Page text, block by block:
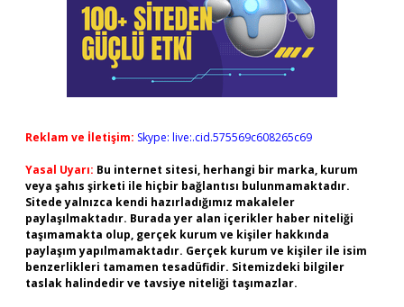
Reklam ve İletişim: Skype: live:.cid.575569c608265c69
Yasal Uyarı: Bu internet sitesi, herhangi bir marka, kurum
veya şahıs şirketi ile hiçbir bağlantısı bulunmamaktadır.
Sitede yalnızca kendi hazırladığımız makaleler
paylaşılmaktadır. Burada yer alan içerikler haber niteliği
taşımamakta olup, gerçek kurum ve kişiler hakkında
paylaşım yapılmamaktadır. Gerçek kurum ve kişiler ile isim
benzerlikleri tamamen tesadüfidir. Sitemizdeki bilgiler
taslak halindedir ve tavsiye niteliği taşımazlar.